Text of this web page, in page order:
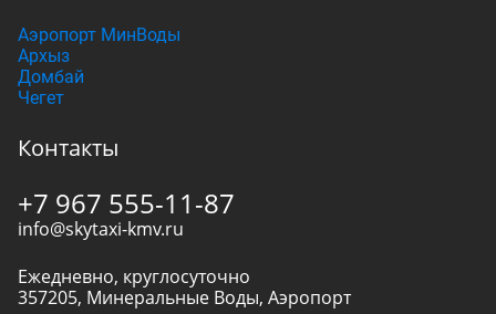
Аэропорт МинВоды
Архыз
Домбай
Чегет
Контакты
+7 967 555-11-87
info@skytaxi-kmv.ru
Ежедневно, круглосуточно
357205, Минеральные Воды, Аэропорт